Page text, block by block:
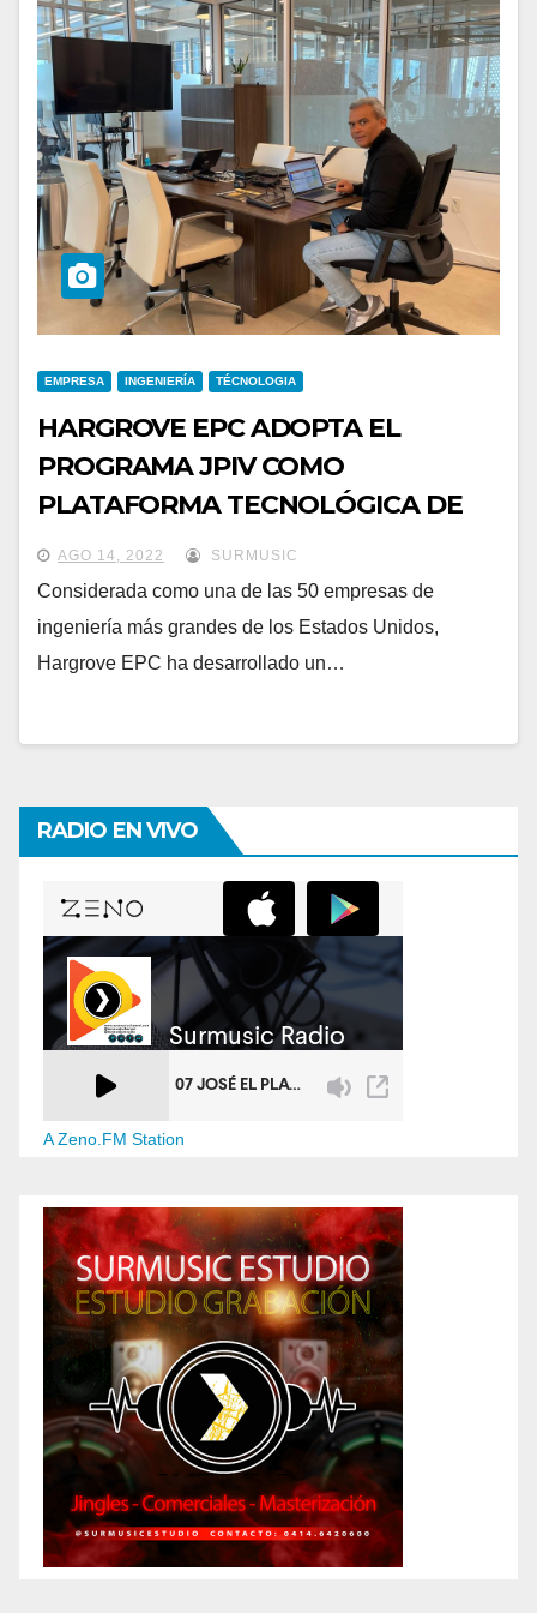
EMPRESA INGENIERÍA TÉCNOLOGIA
HARGROVE EPC ADOPTA EL
PROGRAMA JPIV COMO
PLATAFORMA TECNOLÓGICA DE
ALTO IMPACTO GLOBAL
AGO 14, 2022 SURMUSIC
Considerada como una de las 50 empresas de
ingeniería más grandes de los Estados Unidos,
Hargrove EPC ha desarrollado un…
RADIO EN VIVO
A Zeno.FM Station